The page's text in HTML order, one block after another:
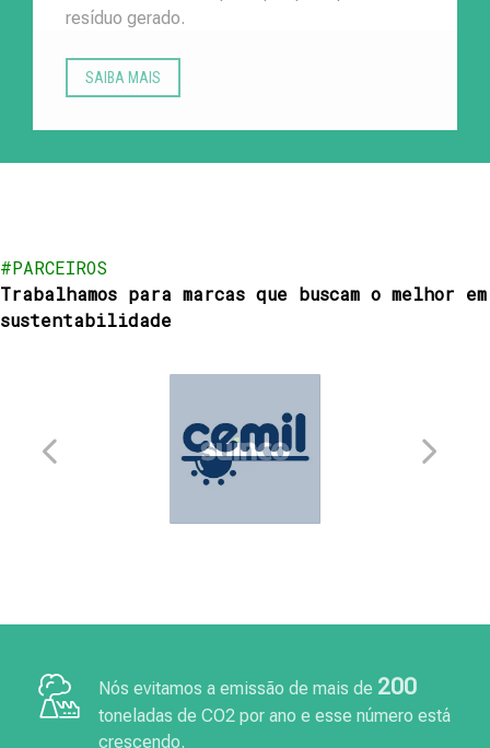
resíduo gerado.
SAIBA MAIS
#PARCEIROS
Trabalhamos para marcas que buscam o melhor em
sustentabilidade
Nós evitamos a emissão de mais de 200
toneladas de CO2 por ano e esse número está
crescendo.